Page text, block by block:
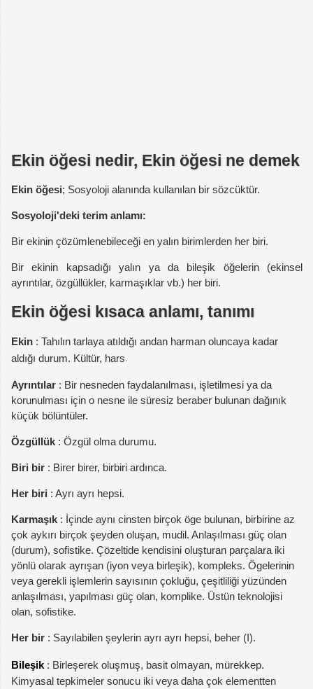
Ekin öğesi nedir, Ekin öğesi ne demek
Ekin öğesi; Sosyoloji alanında kullanılan bir sözcüktür.
Sosyoloji'deki terim anlamı:
Bir ekinin çözümlenebileceği en yalın birimlerden her biri.
Bir ekinin kapsadığı yalın ya da bileşik öğelerin (ekinsel
ayrıntılar, özgüllükler, karmaşıklar vb.) her biri.
Ekin öğesi kısaca anlamı, tanımı
Ekin : Tahılın tarlaya atıldığı andan harman oluncaya kadar
aldığı durum. Kültür, hars
Ayrıntılar : Bir nesneden faydalanılması, işletilmesi ya da
korunulması için o nesne ile süresiz beraber bulunan dağınık
küçük bölüntüler.
Özgüllük : Özgül olma durumu.
Biri bir : Birer birer, birbiri ardınca.
Her biri : Ayrı ayrı hepsi.
Karmaşık : İçinde aynı cinsten birçok öge bulunan, birbirine az
çok aykırı birçok şeyden oluşan, mudil. Anlaşılması güç olan
(durum), sofistike. Çözeltide kendisini oluşturan parçalara iki
yönlü olarak ayrışan (iyon veya birleşik), kompleks. Ögelerinin
veya gerekli işlemlerin sayısının çokluğu, çeşitliliği yüzünden
anlaşılması, yapılması güç olan, komplike. Üstün teknolojisi
olan, sofistike.
Her bir : Sayılabilen şeylerin ayrı ayrı hepsi, beher (I).
Bileşik : Birleşerek oluşmuş, basit olmayan, mürekkep.
Kimyasal tepkimeler sonucu iki veya daha çok elementten